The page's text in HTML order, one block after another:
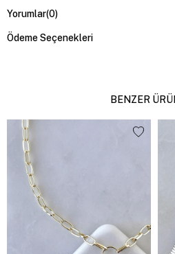
Yorumlar(0)
Ödeme Seçenekleri
BENZER